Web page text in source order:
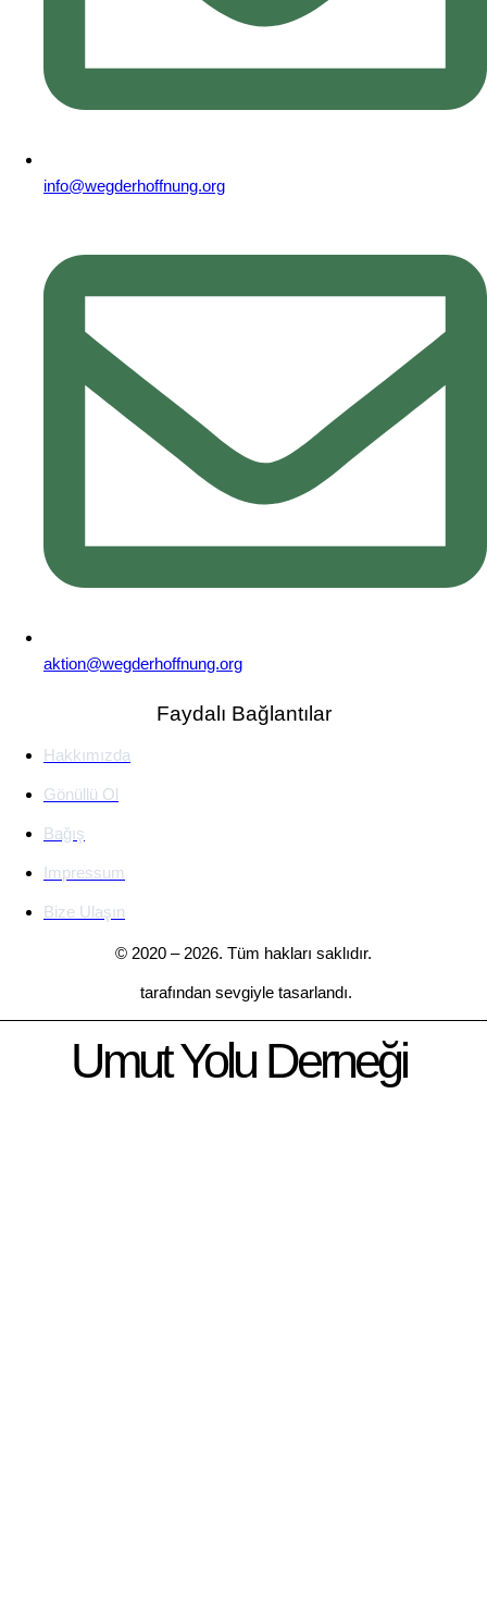
info@wegderhoffnung.org
aktion@wegderhoffnung.org
Faydalı Bağlantılar
Hakkımızda
Gönüllü Ol
Bağış
Impressum
Bize Ulaşın
© 2020 – 2026. Tüm hakları saklıdır.
tarafından sevgiyle tasarlandı.
Umut Yolu Derneği